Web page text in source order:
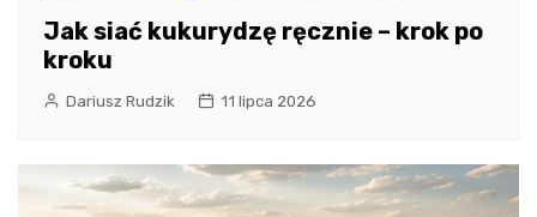
Jak siać kukurydzę ręcznie – krok po
kroku
Dariusz Rudzik 11 lipca 2026